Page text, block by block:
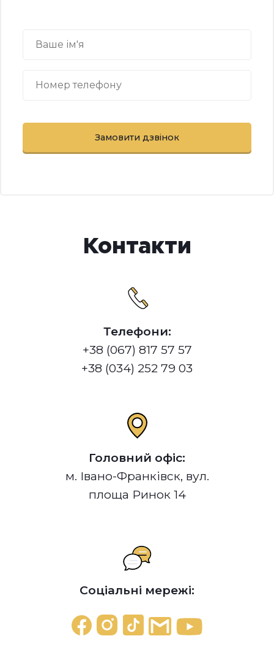
Контакти
Телефони:
+38 (067) 817 57 57
+38 (034) 252 79 03
Головний офіс:
м. Івано-Франківск, вул.
площа Ринок 14
Соціальні мережі: